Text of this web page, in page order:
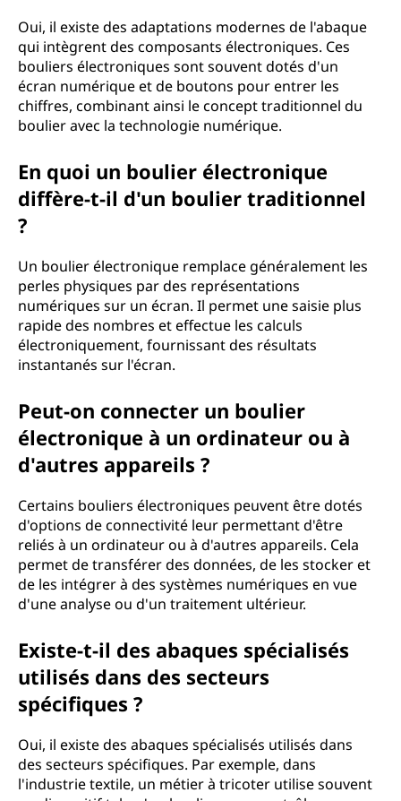
Oui, il existe des adaptations modernes de l'abaque
qui intègrent des composants électroniques. Ces
bouliers électroniques sont souvent dotés d'un
écran numérique et de boutons pour entrer les
chiffres, combinant ainsi le concept traditionnel du
boulier avec la technologie numérique.
En quoi un boulier électronique
diffère-t-il d'un boulier traditionnel
?
Un boulier électronique remplace généralement les
perles physiques par des représentations
numériques sur un écran. Il permet une saisie plus
rapide des nombres et effectue les calculs
électroniquement, fournissant des résultats
instantanés sur l'écran.
Peut-on connecter un boulier
électronique à un ordinateur ou à
d'autres appareils ?
Certains bouliers électroniques peuvent être dotés
d'options de connectivité leur permettant d'être
reliés à un ordinateur ou à d'autres appareils. Cela
permet de transférer des données, de les stocker et
de les intégrer à des systèmes numériques en vue
d'une analyse ou d'un traitement ultérieur.
Existe-t-il des abaques spécialisés
utilisés dans des secteurs
spécifiques ?
Oui, il existe des abaques spécialisés utilisés dans
des secteurs spécifiques. Par exemple, dans
l'industrie textile, un métier à tricoter utilise souvent